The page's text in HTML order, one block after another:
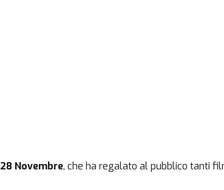
28 Novembre, che ha regalato al pubblico tanti